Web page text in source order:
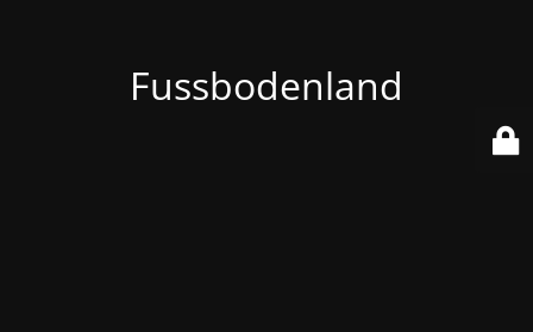
Fussbodenland